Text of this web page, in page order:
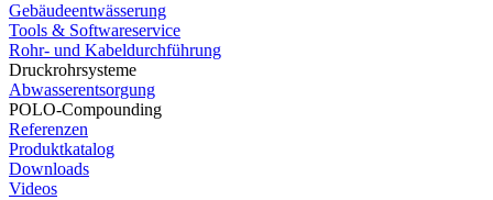
Gebäudeentwässerung
Tools & Softwareservice
Rohr- und Kabeldurchführung
Druckrohrsysteme
Abwasserentsorgung
POLO-Compounding
Referenzen
Produktkatalog
Downloads
Videos